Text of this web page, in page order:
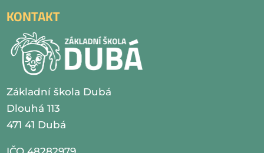
KONTAKT
Základní škola Dubá
Dlouhá 113
471 41 Dubá